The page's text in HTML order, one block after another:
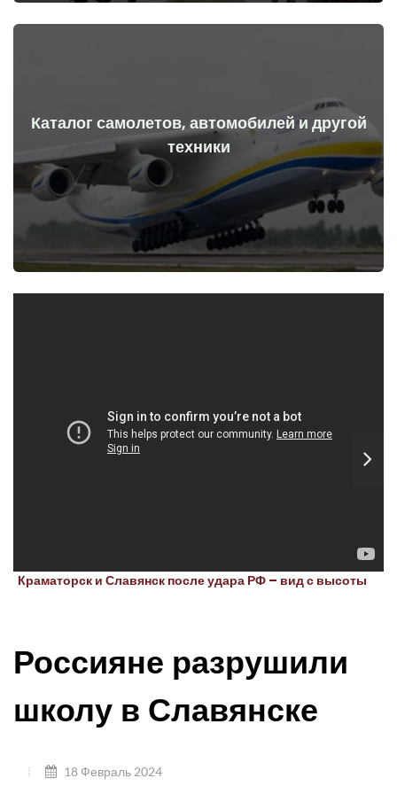
Каталог самолетов, автомобилей и другой
техники
Самолеты, машины, технические средства до и после
начала войны
Перейти
Краматорск и Славянск после удара РФ – вид с высоты
Россияне разрушили
школу в Славянске
18 Февраль 2024